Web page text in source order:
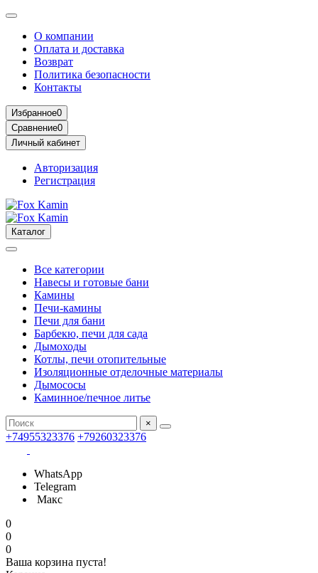
О компании
Оплата и доставка
Возврат
Политика безопасности
Контакты
Избранное0
Сравнение0
Личный кабинет
Авторизация
Регистрация
Каталог
Все категории
Навесы и готовые бани
Камины
Печи-камины
Печи для бани
Барбекю, печи для сада
Дымоходы
Котлы, печи отопительные
Изоляционные отделочные материалы
Дымососы
Каминное/печное литье
×
+74955323376 +79260323376
WhatsApp
Telegram
Макс
0
0
0
Ваша корзина пуста!